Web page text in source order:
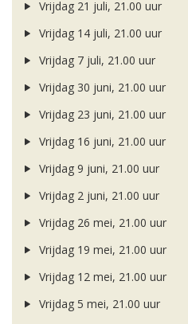
Vrijdag 21 juli, 21.00 uur
Vrijdag 14 juli, 21.00 uur
Vrijdag 7 juli, 21.00 uur
Vrijdag 30 juni, 21.00 uur
Vrijdag 23 juni, 21.00 uur
Vrijdag 16 juni, 21.00 uur
Vrijdag 9 juni, 21.00 uur
Vrijdag 2 juni, 21.00 uur
Vrijdag 26 mei, 21.00 uur
Vrijdag 19 mei, 21.00 uur
Vrijdag 12 mei, 21.00 uur
Vrijdag 5 mei, 21.00 uur